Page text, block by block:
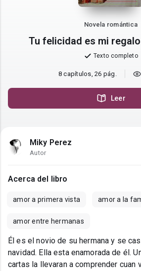
Novela romántica
Tu felicidad es mi
Texto completo
8 capítulos, 26 pág.
Leer
Miky Perez
Autor
Acerca del libro
amor a primera vista amor a la
amor entre hermanas
Él es el novio de su hermana y se
navidad. Ella esta enamorada de él. Un secreto, unas
cartas la llevaran a comprender cuan